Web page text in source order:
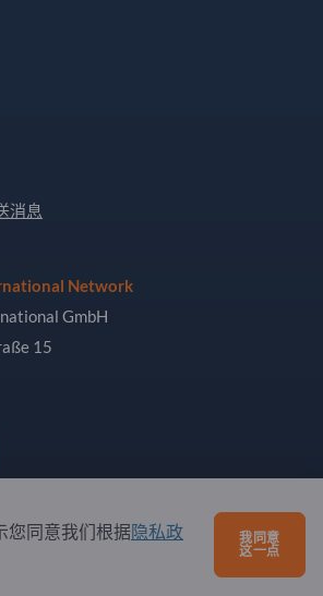
消息
Network
GmbH
15
International GmbH. All
您同意我们根据隐私政
我同意
这一点